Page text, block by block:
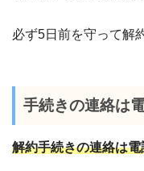
必ず5日前を守って解
手続きの連絡は
解約手続きの連絡は電